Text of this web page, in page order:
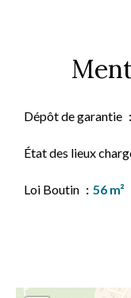
Dépôt de garantie
État des lieux
Loi Boutin 56 m²